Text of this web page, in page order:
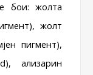
бои: жолта
жолт
пигмент),
ализарин